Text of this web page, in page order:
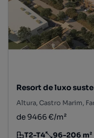
Resort de luxo
Altura, Castro Marim,
de 9466 €/m²
T2-T4 96-206 m²